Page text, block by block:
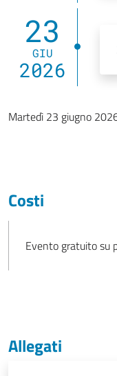
23
GIU
2026
Martedì 23 giugno
Costi
Evento gratuito su
Allegati